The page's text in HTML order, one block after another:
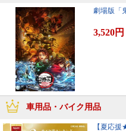
劇場版「
3,520円
車用品・バイク用品
【夏応